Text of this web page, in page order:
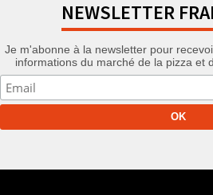
NEWSLETTER
Je m'abonne à la newsletter pour
informations du marché de la pizza et